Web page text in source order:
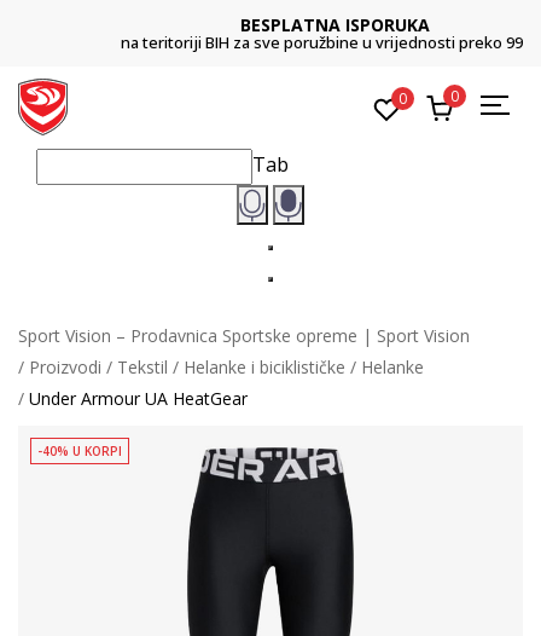
BESPLATNA ISPORUKA
na teritoriji BIH za sve poružbine u vrijednosti preko 99 KM
0 0
Tab
Sport Vision – Prodavnica Sportske opreme | Sport Vision
Proizvodi
Tekstil Helanke i biciklističke
Helanke
Under Armour UA HeatGear
-40% U KORPI